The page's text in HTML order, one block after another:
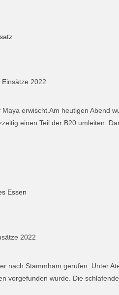
Einsätze 2022
erwischt.Am heutigen Abend
einen Teil der B20 umleiten.
2022
nach Stammham gerufen. Unter
vorgefunden wurde. Die